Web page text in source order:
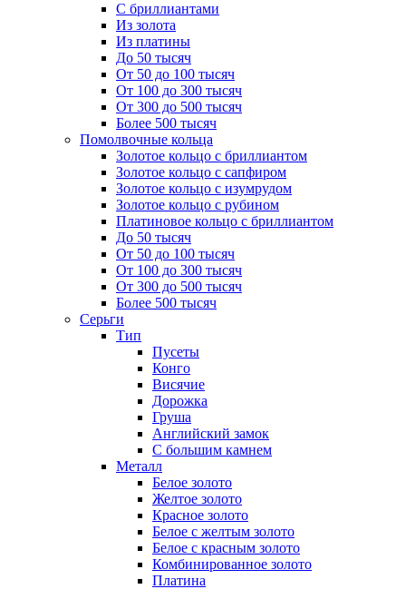
С бриллиантами
Из золота
Из платины
До 50 тысяч
От 50 до 100 тысяч
От 100 до 300 тысяч
От 300 до 500 тысяч
Более 500 тысяч
Помолвочные кольца
Золотое кольцо с бриллиантом
Золотое кольцо с сапфиром
Золотое кольцо с изумрудом
Золотое кольцо с рубином
Платиновое кольцо с бриллиантом
До 50 тысяч
От 50 до 100 тысяч
От 100 до 300 тысяч
От 300 до 500 тысяч
Более 500 тысяч
Серьги
Тип
Пусеты
Конго
Висячие
Дорожка
Груша
Английский замок
С большим камнем
Металл
Белое золото
Желтое золото
Красное золото
Белое с желтым золото
Белое с красным золото
Комбинированное золото
Платина